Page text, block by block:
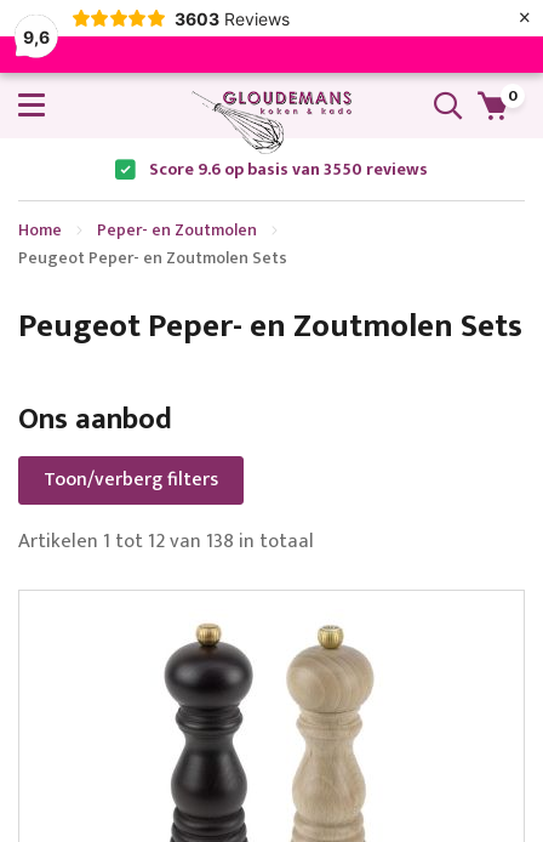
9,6
3603 Reviews ×
0
Score 9.6 op basis van 3550 reviews
Home
Peper- en Zoutmolen
Peugeot Peper- en Zoutmolen Sets
Peugeot Peper- en Zoutmolen Sets
Ons aanbod
Toon/verberg filters
Artikelen 1 tot12van 138 in totaal